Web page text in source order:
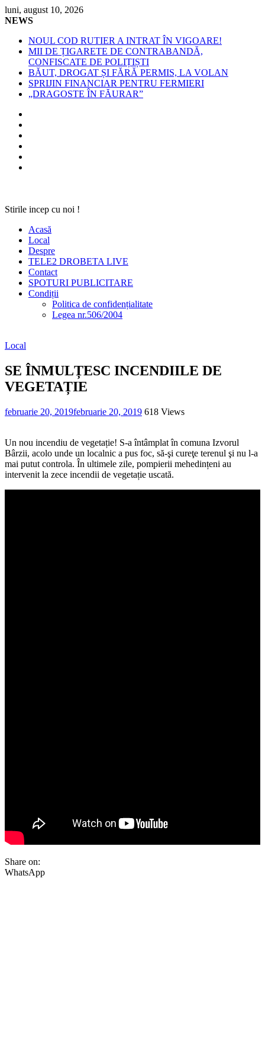
Skip
to
luni, august 10, 2026
NEWS
NOUL COD RUTIER A INTRAT ÎN VIGOARE!
MII DE ȚIGARETE DE CONTRABANDĂ,
CONFISCATE DE POLIȚIȘTI
BĂUT, DROGAT ȘI FĂRĂ PERMIS, LA VOLAN
SPRIJIN FINANCIAR PENTRU FERMIERI
„DRAGOSTE ÎN FĂURAR”
Stirile incep cu noi !
Acasă
Local
Despre
TELE2 DROBETA LIVE
Contact
SPOTURI PUBLICITARE
Condiții
Politica de confidențialitate
Legea nr.506/2004
Local
SE ÎNMULȚESC INCENDIILE DE
VEGETAȚIE
februarie 20, 2019februarie 20, 2019 618 Views
Un nou incendiu de vegetație! S-a întâmplat în comuna Izvorul
Bârzii, acolo unde un localnic a pus foc, să-şi cureţe terenul şi nu l-a
mai putut controla. În ultimele zile, pompierii mehedințeni au
intervenit la zece incendii de vegetație uscată.
Share on:
WhatsApp